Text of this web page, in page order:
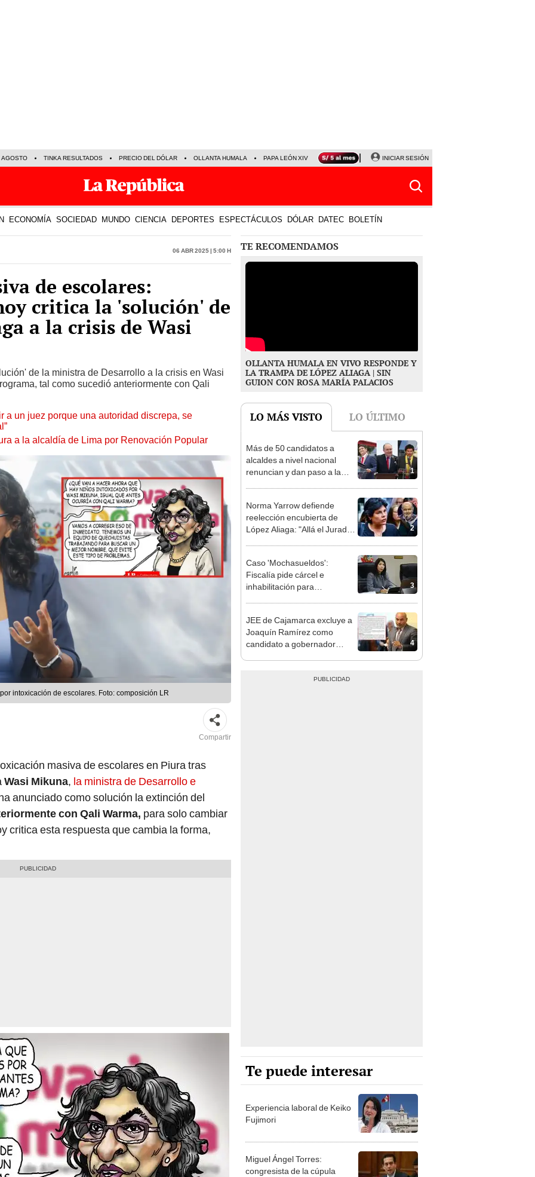
AGOSTO TINKA RESULTADOS PRECIO DEL DÓLAR OLLANTA HUMALA PAPA LEÓN XIV NALDY SALDAÑA LA BELLA LUZ
INICIAR SESIÓN
ECONOMÍA SOCIEDAD MUNDO CIENCIA DEPORTES ESPECTÁCULOS DÓLAR DATEC BOLETÍN
06 Abr 2025 | 5:00 h
de escolares:
critica la 'solución' de
a la crisis de Wasi
de la ministra de Desarrollo a la crisis en Wasi
tal como sucedió anteriormente con Qali
a un juez porque una autoridad discrepa, se
a la alcaldía de Lima por Renovación Popular
intoxicación de escolares. Foto: composición LR
Compartir
masiva de escolares en Piura tras
Wasi Mikuna, la ministra de Desarrollo e
anunciado como solución la extinción del
con Qali Warma, para solo cambiar
critica esta respuesta que cambia la forma,
TE RECOMENDAMOS
OLLANTA HUMALA EN VIVO RESPONDE Y
LA TRAMPA DE LÓPEZ ALIAGA | SIN
GUION CON ROSA MARÍA PALACIOS
LO MÁS VISTO LO ÚLTIMO
1
Más de 50 candidatos a
alcaldes a nivel nacional
renuncian y dan paso a la
2
Norma Yarrow defiende
reelección encubierta de
López Aliaga: "Allá el Jurado
3
Caso 'Mochasueldos':
Fiscalía pide cárcel e
inhabilitación para
4
JEE de Cajamarca excluye a
Joaquín Ramírez como
candidato a gobernador
Te puede interesar
Experiencia laboral de Keiko
Fujimori
Miguel Ángel Torres:
congresista de la cúpula